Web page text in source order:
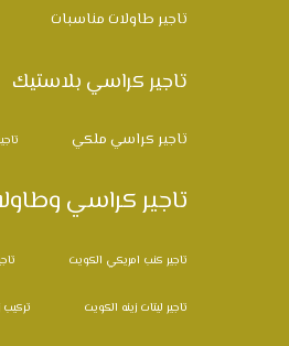
تاجير طاولات مناسبات
تاجير كراسي بلاستيك
تاجير كراسي ملكي
تاجير كراسي
تاجير كنب امريكي الكويت
تاجير ليتات زينه الكويت تركيب